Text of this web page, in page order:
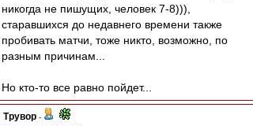
никогда не пишущих, человек 7-8))),
старавшихся до недавнего времени также
пробивать матчи, тоже никто, возможно, по
разным причинам...
Но кто-то все равно пойдет...
Трувор -